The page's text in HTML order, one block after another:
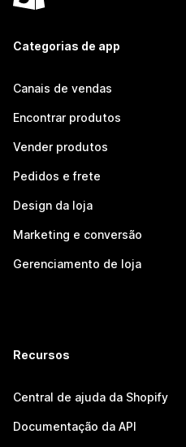
Categorias de app
Canais de vendas
Encontrar produtos
Vender produtos
Pedidos e frete
Design da loja
Marketing e conversão
Gerenciamento de loja
Recursos
Central de ajuda da Shopify
Documentação da API